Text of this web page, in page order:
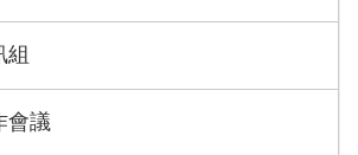
組
會議